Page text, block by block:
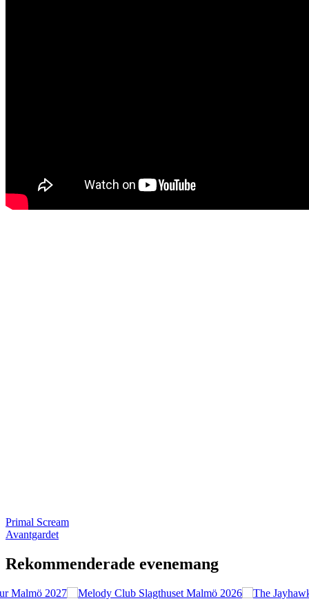
Primal Scream
Avantgardet
Rekommenderade evenemang